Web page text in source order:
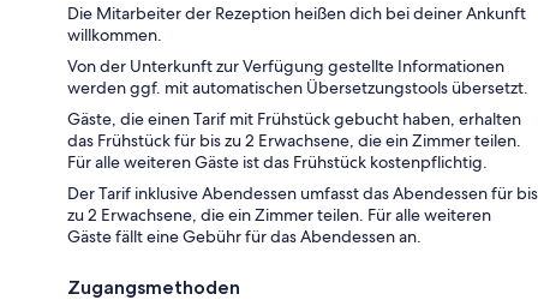
Die Mitarbeiter der Rezeption heißen dich bei deiner Ankunft
willkommen.
Von der Unterkunft zur Verfügung gestellte Informationen
werden ggf. mit automatischen Übersetzungstools übersetzt.
Gäste, die einen Tarif mit Frühstück gebucht haben, erhalten
das Frühstück für bis zu 2 Erwachsene, die ein Zimmer teilen.
Für alle weiteren Gäste ist das Frühstück kostenpflichtig.
Der Tarif inklusive Abendessen umfasst das Abendessen für bis
zu 2 Erwachsene, die ein Zimmer teilen. Für alle weiteren
Gäste fällt eine Gebühr für das Abendessen an.
Zugangsmethoden